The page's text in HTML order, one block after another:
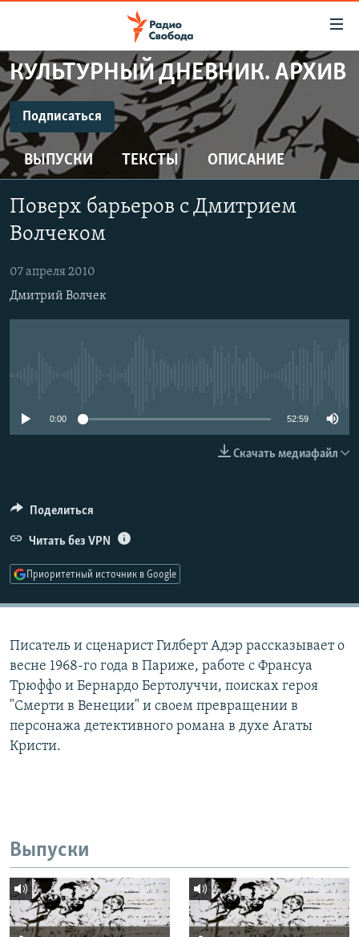
упрощенного
доступа
Вернуться
к
основному
содержанию
Вернутся
главной
Вернутся
поиску
ПРОГРАММЫ
ПОДКАСТЫ
АВТОРСКИЕ ПРОЕКТЫ
ЦИТАТЫ СВОБОДЫ
МНЕНИЯ
КУЛЬТУРА
КАВКАЗ.РЕАЛИИ
СЕВЕР.РЕАЛИИ
КУЛЬТУРНЫЙ ДНЕВНИК. АРХИВ
Подписаться
ПОДПИСАТЬСЯ
ВЫПУСКИ ТЕКСТЫ ОПИСАНИЕ
Поверх барьеров с Дмитрием
Волчеком
07 апреля 2010
Дмитрий Волчек
0:00 52:59
Скачать медиафайл
Поделиться
Читать без VPN
Приоритетный источник в Google
Писатель и сценарист Гилберт Адэр рассказывает о
весне 1968-го года в Париже, работе с Франсуа
Трюффо и Бернардо Бертолуччи, поисках героя
"Смерти в Венеции" и своем превращении в
персонажа детективного романа в духе Агаты
Кристи.
Выпуски